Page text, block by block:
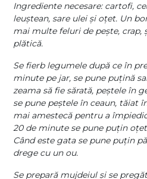
Ingrediente necesare: cartofi,
leuștean, sare ulei și oțet. Un
mai multe feluri de pește, crap,
plătică.
Se fierb legumele după ce în
minute pe jar, se pune puțină
zeama să fie sărată, peștele în
se pune peștele în ceaun, tăiat
mai amestecă pentru a
20 de minute se pune puțin
Când este gata se pune puțin
drege cu un ou.
Se prepară mujdeiul și se